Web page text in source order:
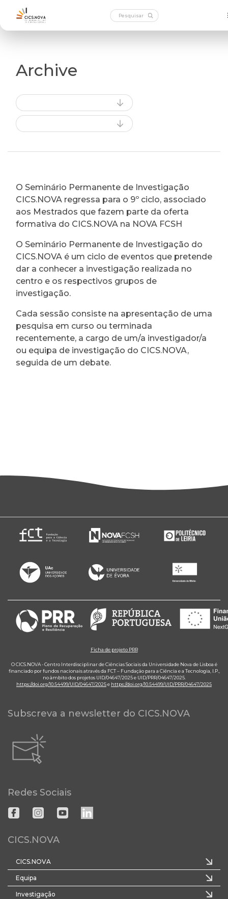
Archive
O Seminário Permanente de Investigação
CICS.NOVA regressa para o 9º ciclo, associado
aos Mestrados que fazem parte da oferta
formativa do CICS.NOVA na NOVA FCSH
O Seminário Permanente de Investigação do
CICS.NOVA é um ciclo de eventos que pretende
dar a conhecer a investigação realizada no
centro e os respectivos grupos de
investigação.
Cada sessão consiste na apresentação de uma
pesquisa em curso ou terminada
recentemente, a cargo de um/a investigador/a
ou equipa de investigação do CICS.NOVA,
seguida de um debate.
Ficha de projeto PRR
O CICS.NOVA - Centro Interdisciplinar de Ciências Sociais da Universidade Nova de Lisboa é
financiado por fundos nacionais através da FCT – Fundação para a Ciência e a Tecnologia, I.P.,
no âmbito dos projetos UID/04647/2025 e UID/PRR/04647/2025.
https://doi.org/10.54499/UID/04647/2025e https://doi.org/10.54499/UID/PRR/04647/2025
Subscreva a newsletter do CICS.NOVA
Redes Sociais
CICS.NOVA
CICS.NOVA
Equipa
Investigação